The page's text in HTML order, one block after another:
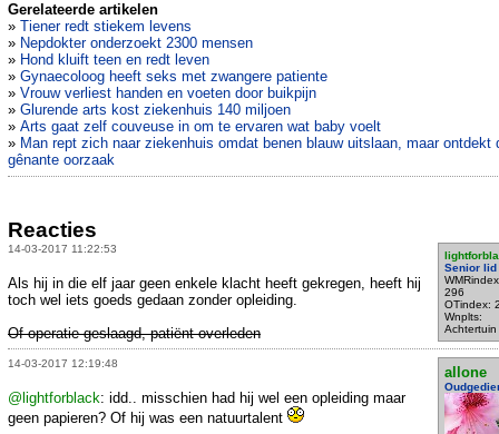
Gerelateerde artikelen
» Tiener redt stiekem levens
» Nepdokter onderzoekt 2300 mensen
» Hond kluift teen en redt leven
» Gynaecoloog heeft seks met zwangere patiente
» Vrouw verliest handen en voeten door buikpijn
» Glurende arts kost ziekenhuis 140 miljoen
» Arts gaat zelf couveuse in om te ervaren wat baby voelt
» Man rept zich naar ziekenhuis omdat benen blauw uitslaan, maar ontdekt
gênante oorzaak
Reacties
14-03-2017 11:22:53
Senior lid
296
OTindex:
Wnplts:
Achtertuin
Als hij in die elf jaar geen enkele klacht heeft gekregen, heeft hij
toch wel iets goeds gedaan zonder opleiding.
Of operatie geslaagd, patiënt overleden
14-03-2017 12:19:48
allone
@lightforblack: idd.. misschien had hij wel een opleiding maar
geen papieren? Of hij was een natuurtalent